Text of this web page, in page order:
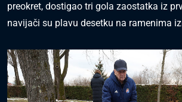
preokret, dostigao tri gola zaostatka iz
navijači su plavu desetku na ramenima